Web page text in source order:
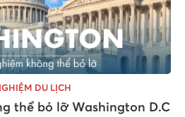
DU LỊCH
thể bỏ lỡ Washington D.C